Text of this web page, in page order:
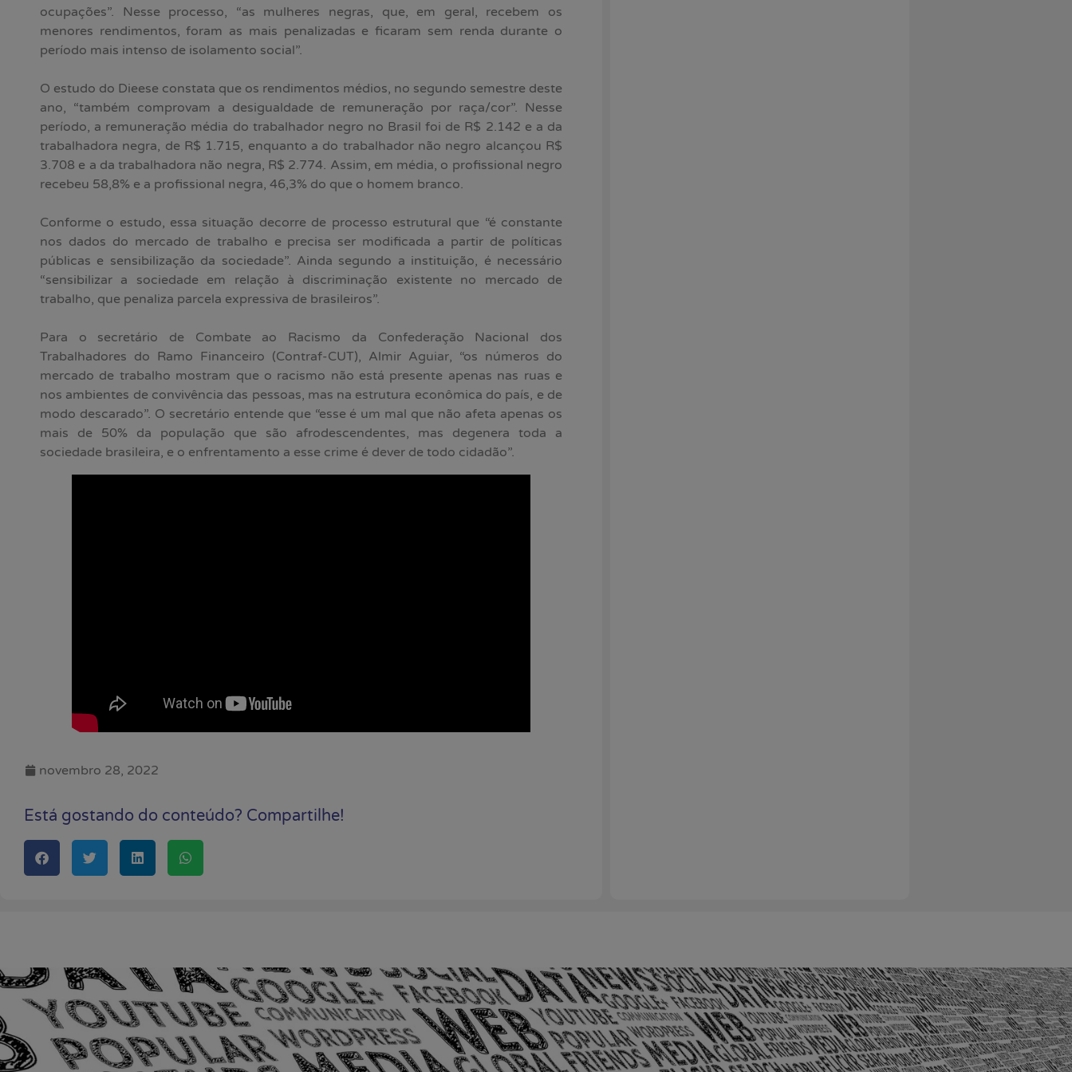
ocupações”. Nesse processo, “as mulheres negras, que, em geral, recebem os
menores rendimentos, foram as mais penalizadas e ficaram sem renda durante o
período mais intenso de isolamento social”.
O estudo do Dieese constata que os rendimentos médios, no segundo semestre deste
ano, “também comprovam a desigualdade de remuneração por raça/cor”. Nesse
período, a remuneração média do trabalhador negro no Brasil foi de R$ 2.142 e a da
trabalhadora negra, de R$ 1.715, enquanto a do trabalhador não negro alcançou R$
3.708 e a da trabalhadora não negra, R$ 2.774. Assim, em média, o profissional negro
recebeu 58,8% e a profissional negra, 46,3% do que o homem branco.
Conforme o estudo, essa situação decorre de processo estrutural que “é constante
nos dados do mercado de trabalho e precisa ser modificada a partir de políticas
públicas e sensibilização da sociedade”. Ainda segundo a instituição, é necessário
“sensibilizar a sociedade em relação à discriminação existente no mercado de
trabalho, que penaliza parcela expressiva de brasileiros”.
Para o secretário de Combate ao Racismo da Confederação Nacional dos
Trabalhadores do Ramo Financeiro (Contraf-CUT), Almir Aguiar, “os números do
mercado de trabalho mostram que o racismo não está presente apenas nas ruas e
nos ambientes de convivência das pessoas, mas na estrutura econômica do país, e de
modo descarado”. O secretário entende que “esse é um mal que não afeta apenas os
mais de 50% da população que são afrodescendentes, mas degenera toda a
sociedade brasileira, e o enfrentamento a esse crime é dever de todo cidadão”.
novembro 28, 2022
Está gostando do conteúdo? Compartilhe!